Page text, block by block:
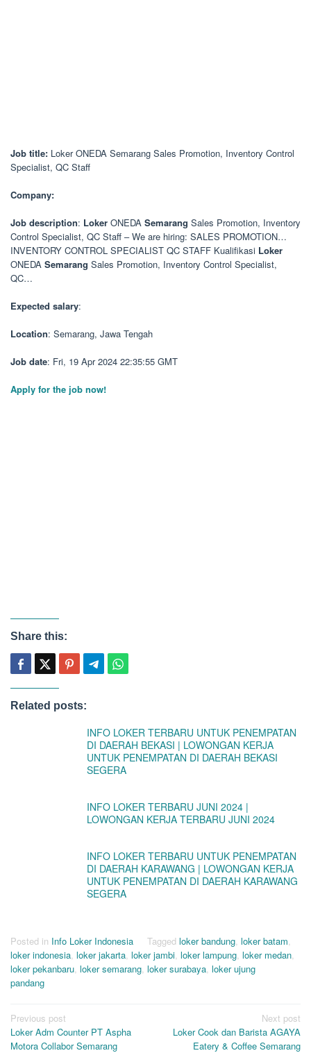
Job title: Loker ONEDA Semarang Sales Promotion, Inventory Control
Specialist, QC Staff
Company:
Job description: Loker ONEDA Semarang Sales Promotion, Inventory
Control Specialist, QC Staff – We are hiring: SALES PROMOTION…
INVENTORY CONTROL SPECIALIST QC STAFF Kualifikasi Loker
ONEDA Semarang Sales Promotion, Inventory Control Specialist,
QC…
Expected salary:
Location: Semarang, Jawa Tengah
Job date: Fri, 19 Apr 2024 22:35:55 GMT
Apply for the job now!
Share this:
Related posts:
INFO LOKER TERBARU UNTUK PENEMPATAN
DI DAERAH BEKASI | LOWONGAN KERJA
UNTUK PENEMPATAN DI DAERAH BEKASI
SEGERA
INFO LOKER TERBARU JUNI 2024 |
LOWONGAN KERJA TERBARU JUNI 2024
INFO LOKER TERBARU UNTUK PENEMPATAN
DI DAERAH KARAWANG | LOWONGAN KERJA
UNTUK PENEMPATAN DI DAERAH KARAWANG
SEGERA
Posted in Info Loker Indonesia Tagged loker bandung, loker batam,
loker indonesia, loker jakarta, loker jambi, loker lampung, loker medan,
loker pekanbaru, loker semarang, loker surabaya, loker ujung
pandang
Post
navigation
Previous post
Loker Adm Counter PT Aspha
Motora Collabor Semarang
Next post
Loker Cook dan Barista AGAYA
Eatery & Coffee Semarang